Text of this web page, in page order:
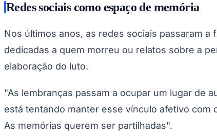
Redes sociais como espaço de memória
Nos últimos anos, as redes sociais passaram
dedicadas a quem morreu ou relatos sobre a
elaboração do luto.
"As lembranças passam a ocupar um lugar de
está tentando manter esse vínculo afetivo com
As memórias querem ser partilhadas".